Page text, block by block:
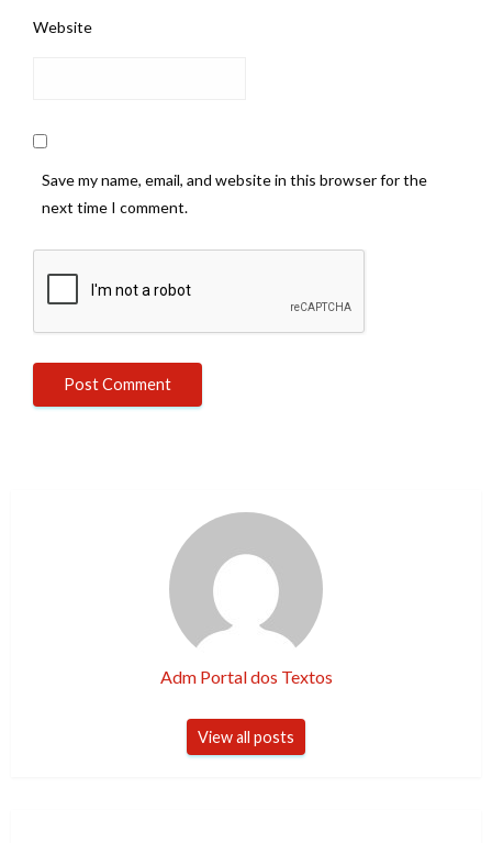
Website
Save my name, email, and website in this browser for the
next time I comment.
Adm Portal dos Textos
View all posts